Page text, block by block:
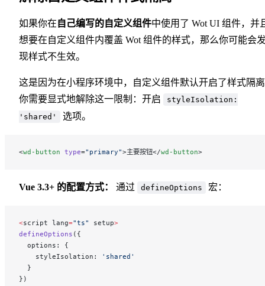
如果你在 自己编写的自定义组件中使用了 Wot UI 组件，并
想要在自定义组件内覆盖 Wot 组件的样式，那么你可能会
现样式不生效。
这是因为在小程序环境中，自定义组件默认开启了样式隔
你需要显式地解除这一限制：开启
styleIsolation:
'shared'
选项。
<wd-button type="primary">主要按钮</wd-button>
Vue 3.3+ 的配置方式： 通过 defineOptions 宏：
<script lang="ts" setup>
defineOptions ({
  options: {
    styleIsolation:
'shared'
  }
})